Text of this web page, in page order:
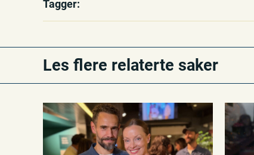
Tagger:
Les flere relaterte saker